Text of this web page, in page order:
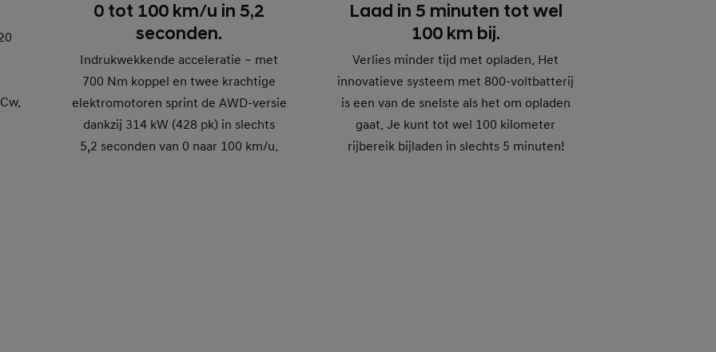
0 tot 100 km/u in 5,2
seconden.
Indrukwekkende acceleratie – met
700 Nm koppel en twee krachtige
elektromotoren sprint de AWD-versie
dankzij 314 kW (428 pk) in slechts
5,2 seconden van 0 naar 100 km/u.
Laad in 5 minuten tot wel
100 km bij.
Verlies minder tijd met opladen. Het
innovatieve systeem met 800-voltbatterij
is een van de snelste als het om opladen
gaat. Je kunt tot wel 100 kilometer
rijbereik bijladen in slechts 5 minuten!